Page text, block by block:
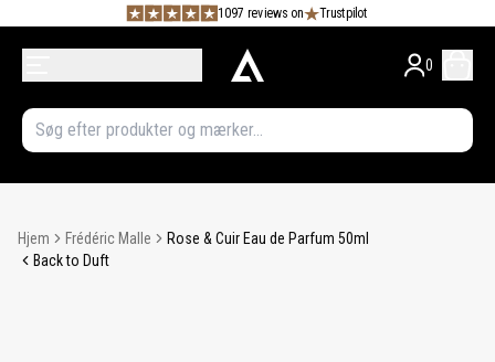
1097 reviews on Trustpilot
0
Hjem Frédéric Malle
Rose & Cuir Eau de Parfum 50ml
Back to Duft